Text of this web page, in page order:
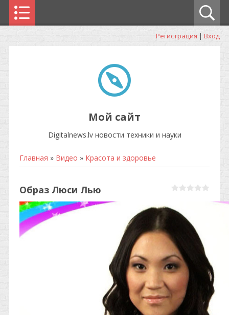
Регистрация | Вход
Мой сайт
Digitalnews.lv новости техники и науки
Главная » Видео » Красота и здоровье
Образ Люси Лью